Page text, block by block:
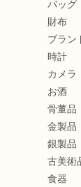
バッグ
財布
ブラン
時計
カメラ
お酒
骨董品
金製品
銀製品
古美術
食器